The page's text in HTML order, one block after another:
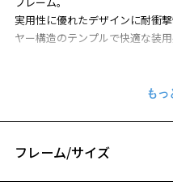
実用性に優れたデザインに耐衝
ヤー構造のテンプルで快適な装用
※アウトレット商品は、販売か
ズ、汚れなどがあるB級品ではご
フレーム/サイズ